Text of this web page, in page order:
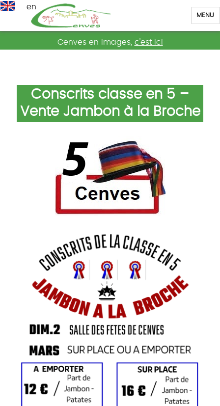
en
Cenves
MENU
Cenves en images, c'est ici
Conscrits classe en 5 –
Vente Jambon à la Broche